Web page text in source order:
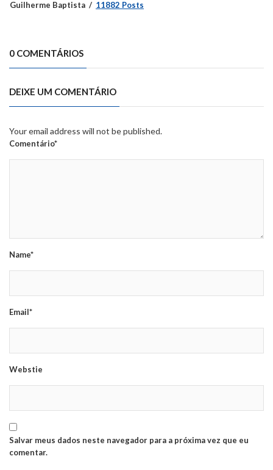
Guilherme Baptista 11882 Posts
0 COMENTÁRIOS
DEIXE UM COMENTÁRIO
Your email address will not be published.
Comentário*
Name*
Email*
Webstie
Salvar meus dados neste navegador para a próxima vez que eu
comentar.